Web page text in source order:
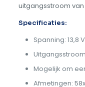
uitgangsstroom van
Specificaties:
Spanning: 13,8
Mogelijk om
Afmetingen: